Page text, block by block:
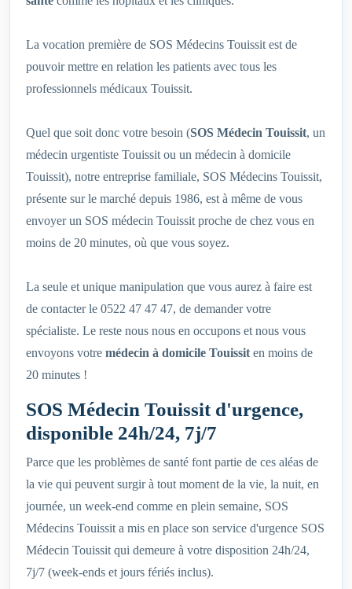
La vocation première de SOS Médecins Touissit est de
pouvoir mettre en relation les patients avec tous les
professionnels médicaux Touissit.
Quel que soit donc votre besoin (SOS Médecin Touissit, un
médecin urgentiste Touissit ou un médecin à domicile
Touissit), notre entreprise familiale, SOS Médecins Touissit,
présente sur le marché depuis 1986, est à même de vous
envoyer un SOS médecin Touissit proche de chez vous en
moins de 20 minutes, où que vous soyez.
La seule et unique manipulation que vous aurez à faire est
de contacter le 0522 47 47 47, de demander votre
spécialiste. Le reste nous nous en occupons et nous vous
envoyons votre médecin à domicile Touissit en moins de
20 minutes !
SOS Médecin Touissit d'urgence,
disponible 24h/24, 7j/7
Parce que les problèmes de santé font partie de ces aléas de
la vie qui peuvent surgir à tout moment de la vie, la nuit, en
journée, un week-end comme en plein semaine, SOS
Médecins Touissit a mis en place son service d'urgence SOS
Médecin Touissit qui demeure à votre disposition 24h/24,
7j/7 (week-ends et jours fériés inclus).